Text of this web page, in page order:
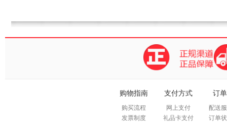
购物指南
购买流程
发票制度
支付方式
网上支付
礼品卡支付
订
配送
订单